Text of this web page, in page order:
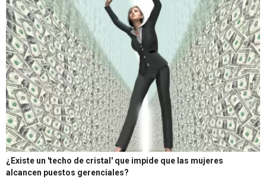
¿Existe un 'techo de cristal' que impide que las mujeres
alcancen puestos gerenciales?